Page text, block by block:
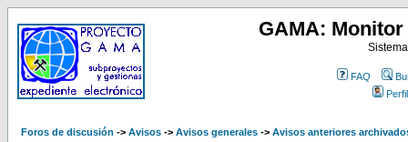
GAMA:
FAQ
Perfil
Foros de discusión -> Avisos -> Avisos generales -> Avisos anteriores